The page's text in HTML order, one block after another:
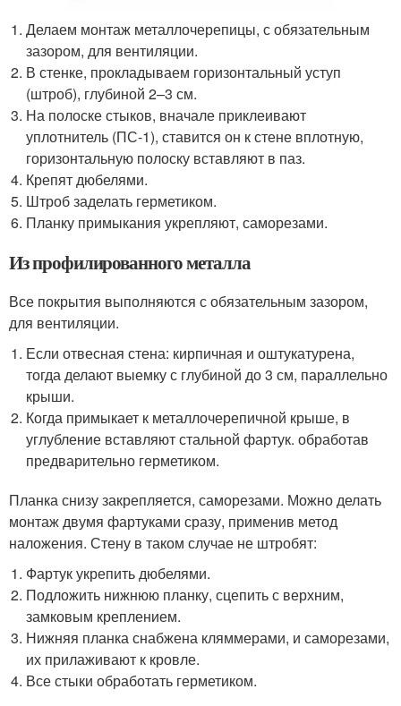
Делаем монтаж металлочерепицы, с обязательным
зазором, для вентиляции.
В стенке, прокладываем горизонтальный уступ
(штроб), глубиной 2–3 см.
На полоске стыков, вначале приклеивают
уплотнитель (ПС-1), ставится он к стене вплотную,
горизонтальную полоску вставляют в паз.
Крепят дюбелями.
Штроб заделать герметиком.
Планку примыкания укрепляют, саморезами.
Из профилированного металла
Все покрытия выполняются с обязательным зазором,
для вентиляции.
Если отвесная стена: кирпичная и оштукатурена,
тогда делают выемку с глубиной до 3 см, параллельно
крыши.
Когда примыкает к металлочерепичной крыше, в
углубление вставляют стальной фартук. обработав
предварительно герметиком.
Планка снизу закрепляется, саморезами. Можно делать
монтаж двумя фартуками сразу, применив метод
наложения. Стену в таком случае не штробят:
Фартук укрепить дюбелями.
Подложить нижнюю планку, сцепить с верхним,
замковым креплением.
Нижняя планка снабжена кляммерами, и саморезами,
их прилаживают к кровле.
Все стыки обработать герметиком.